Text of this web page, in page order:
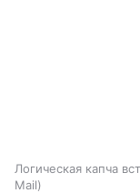
Логическая капча
Mail